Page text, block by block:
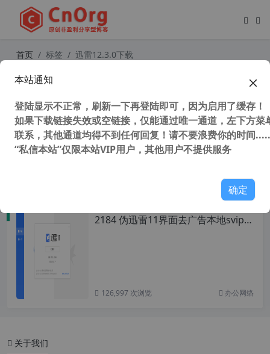
首页 标签 迅雷12.3.0下载
下载和云盘
2184 伪迅雷11界面去广告本地svip精
126,997 次浏览 办公网络
关于我们
本站通知
登陆显示不正常，刷新一下再登陆即可，因为启用了缓存！
如果下载链接失效或空链接，仅能通过唯一通道，左下方菜
联系，其他通道均得不到任何回复！请不要浪费你的时间
“私信本站”仅限本站VIP用户，其他用户不提供服务
确定